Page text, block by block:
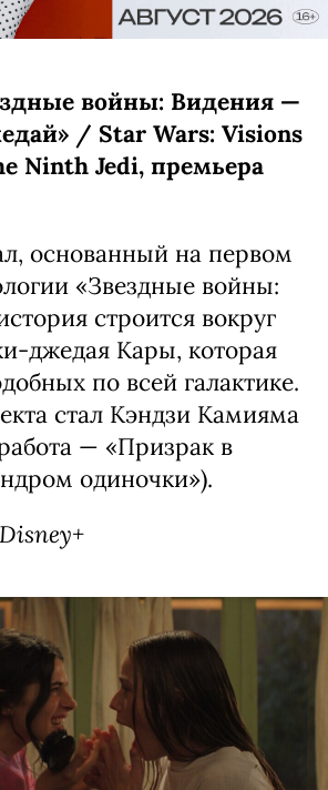
войны: Видения —
/ Star Wars: Visions
Ninth Jedi, премьера
основанный на первом
«Звездные войны:
строится вокруг
джедая Кары, которая
по всей галактике.
стал Кэндзи Камияма
— «Призрак в
одиночки»).